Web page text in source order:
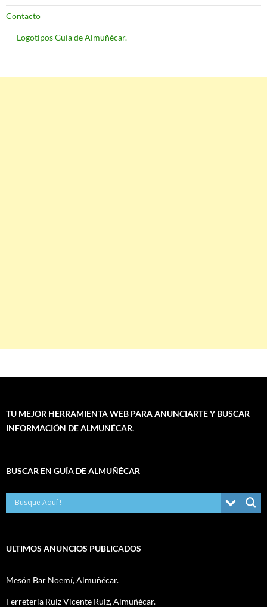
Contacto
Logotipos Guía de Almuñécar.
TU MEJOR HERRAMIENTA WEB PARA ANUNCIARTE Y BUSCAR
INFORMACIÓN DE ALMUÑÉCAR.
BUSCAR EN GUÍA DE ALMUÑÉCAR
ULTIMOS ANUNCIOS PUBLICADOS
Mesón Bar Noemí, Almuñécar.
Ferretería Ruiz Vicente Ruiz, Almuñécar.